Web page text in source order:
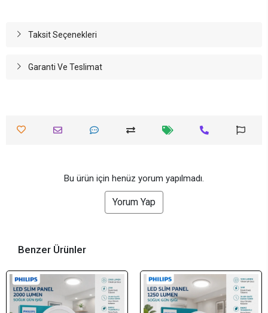
Taksit Seçenekleri
Garanti Ve Teslimat
Bu ürün için henüz yorum yapılmadı.
Yorum Yap
Benzer Ürünler